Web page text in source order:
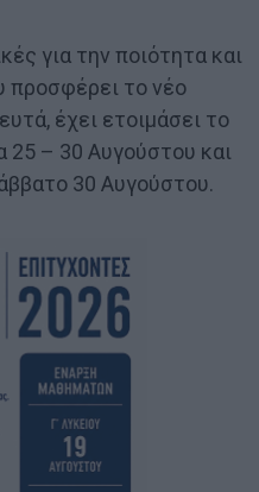
για την ποιότητα και
το νέο
έχει ετοιμάσει το
25 – 30 Αυγούστου και
30 Αυγούστου.